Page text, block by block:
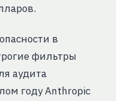
в
фильтры
аудита
году Anthropic